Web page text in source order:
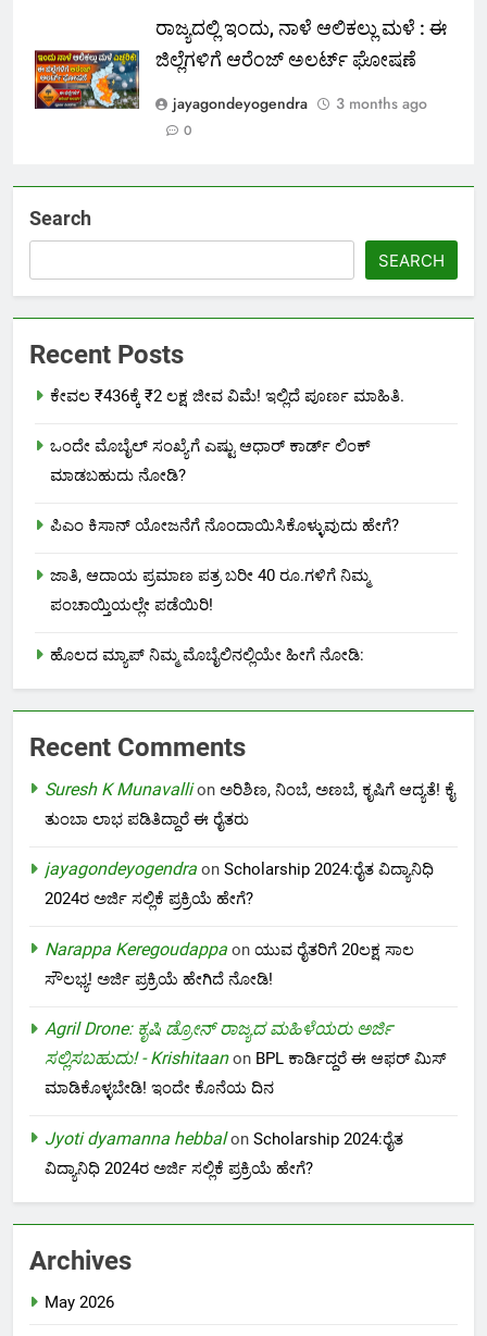
ರಾಜ್ಯದಲ್ಲಿ ಇಂದು, ನಾಳೆ ಆಲಿಕಲ್ಲು ಮಳೆ : ಈ
ಜಿಲ್ಲೆಗಳಿಗೆ ಆರೆಂಜ್ ಅಲರ್ಟ್ ಘೋಷಣೆ
jayagondeyogendra
3 months ago
0
Search
SEARCH
Recent Posts
ಕೇವಲ ₹436ಕ್ಕೆ ₹2 ಲಕ್ಷ ಜೀವ ವಿಮೆ! ಇಲ್ಲಿದೆ ಪೂರ್ಣ ಮಾಹಿತಿ.
ಒಂದೇ ಮೊಬೈಲ್ ಸಂಖ್ಯೆಗೆ ಎಷ್ಟು ಆಧಾರ್ ಕಾರ್ಡ್ ಲಿಂಕ್
ಮಾಡಬಹುದು ನೋಡಿ?
ಪಿಎಂ ಕಿಸಾನ್ ಯೋಜನೆಗೆ ನೊಂದಾಯಿಸಿಕೊಳ್ಳುವುದು ಹೇಗೆ?
ಜಾತಿ, ಆದಾಯ ಪ್ರಮಾಣ ಪತ್ರ ಬರೀ 40 ರೂ.ಗಳಿಗೆ ನಿಮ್ಮ
ಪಂಚಾಯ್ತಿಯಲ್ಲೇ ಪಡೆಯಿರಿ!
ಹೊಲದ ಮ್ಯಾಪ್ ನಿಮ್ಮ ಮೊಬೈಲಿನಲ್ಲಿಯೇ ಹೀಗೆ ನೋಡಿ:
Recent Comments
Suresh K Munavallion ಅರಿಶಿಣ, ನಿಂಬೆ, ಅಣಬೆ, ಕೃಷಿಗೆ ಆದ್ಯತೆ! ಕೈ
ತುಂಬಾ ಲಾಭ ಪಡಿತಿದ್ದಾರೆ ಈ ರೈತರು
jayagondeyogendra on Scholarship 2024:ರೈತ ವಿದ್ಯಾನಿಧಿ
2024ರ ಅರ್ಜಿ ಸಲ್ಲಿಕೆ ಪ್ರಕ್ರಿಯೆ ಹೇಗೆ?
Narappa Keregoudappa on ಯುವ ರೈತರಿಗೆ 20ಲಕ್ಷ ಸಾಲ
ಸೌಲಭ್ಯ! ಅರ್ಜಿ ಪ್ರಕ್ರಿಯೆ ಹೇಗಿದೆ ನೋಡಿ!
Agril Drone: ಕೃಷಿ ಡ್ರೋನ್ ರಾಜ್ಯದ ಮಹಿಳೆಯರು ಅರ್ಜಿ
ಸಲ್ಲಿಸಬಹುದು! - Krishitaanon BPL ಕಾರ್ಡಿದ್ದರೆ ಈ ಆಫರ್ ಮಿಸ್
ಮಾಡಿಕೊಳ್ಳಬೇಡಿ! ಇಂದೇ ಕೊನೆಯ ದಿನ
Jyoti dyamanna hebbalon Scholarship 2024:ರೈತ
ವಿದ್ಯಾನಿಧಿ 2024ರ ಅರ್ಜಿ ಸಲ್ಲಿಕೆ ಪ್ರಕ್ರಿಯೆ ಹೇಗೆ?
Archives
May 2026